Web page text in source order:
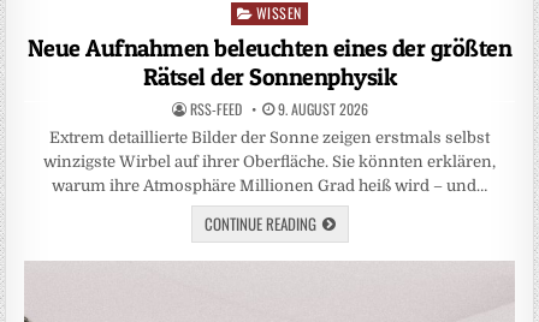
Posted
in
WISSEN
Neue Aufnahmen beleuchten eines der größten
Rätsel der Sonnenphysik
RSS-FEED 9. AUGUST 2026
Extrem detaillierte Bilder der Sonne zeigen erstmals selbst
winzigste Wirbel auf ihrer Oberfläche. Sie könnten erklären,
warum ihre Atmosphäre Millionen Grad heiß wird – und…
CONTINUE READING